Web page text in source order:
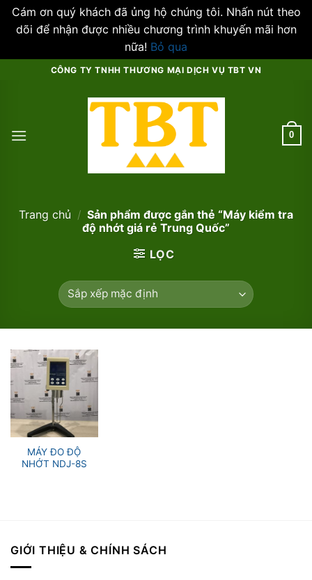
Cám ơn quý khách đã ủng hộ chúng tôi. Nhấn nút theo
dõi để nhận được nhiều chương trình khuyến mãi hơn
nữa! Bỏ qua
CÔNG TY TNHH THƯƠNG MẠI DỊCH VỤ TBT VN
0
Trang chủ / Sản phẩm được gắn thẻ “Máy kiểm tra
độ nhớt giá rẻ Trung Quốc”
LỌC
MÁY ĐO ĐỘ
NHỚT NDJ-8S
GIỚI THIỆU & CHÍNH SÁCH